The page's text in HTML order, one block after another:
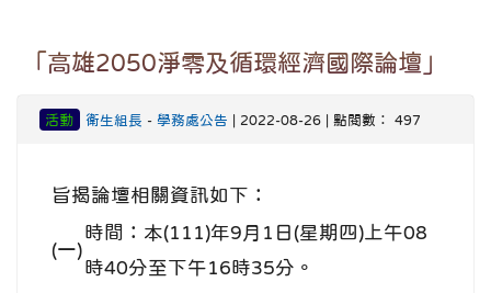
「高雄2050淨零及循環經濟國際論壇」
活動 衛生組長 - 學務處公告 | 2022-08-26 | 點閱數： 497
旨揭論壇相關資訊如下：
(一)
時間：本(111)年9月1日(星期四)上午08
時40分至下午16時35分。